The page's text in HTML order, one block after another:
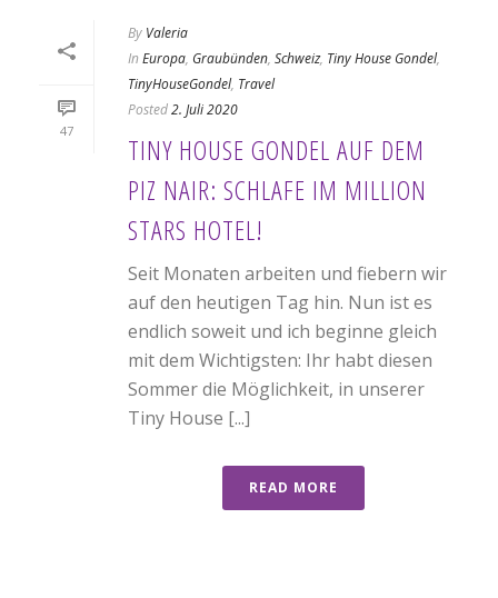
47
By Valeria
In Europa, Graubünden, Schweiz, Tiny House Gondel,
TinyHouseGondel, Travel
Posted2. Juli 2020
TINY HOUSE GONDEL AUF DEM
PIZ NAIR: SCHLAFE IM MILLION
STARS HOTEL!
Seit Monaten arbeiten und fiebern wir
auf den heutigen Tag hin. Nun ist es
endlich soweit und ich beginne gleich
mit dem Wichtigsten: Ihr habt diesen
Sommer die Möglichkeit, in unserer
Tiny House [...]
READ MORE